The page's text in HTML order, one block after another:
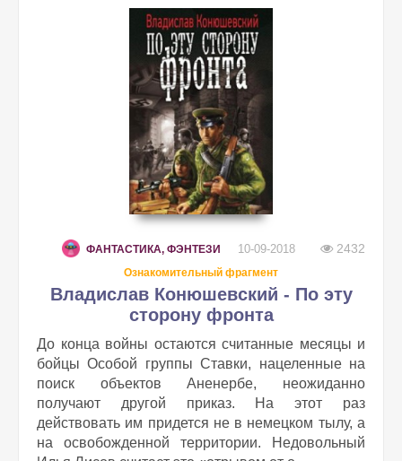
ФАНТАСТИКА, ФЭНТЕЗИ 10-09-2018 2432
Ознакомительный фрагмент
Владислав Конюшевский - По эту
сторону фронта
До конца войны остаются считанные месяцы и
бойцы Особой группы Ставки, нацеленные на
поиск объектов Аненербе, неожиданно
получают другой приказ. На этот раз
действовать им придется не в немецком тылу, а
на освобожденной территории. Недовольный